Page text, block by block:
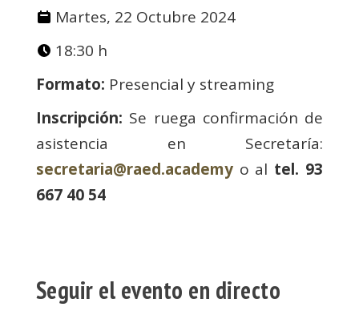
Martes, 22 Octubre 2024
18:30 h
Formato: Presencial y streaming
Inscripción: Se ruega confirmación de
asistencia en Secretaría:
secretaria@raed.academyo al tel. 93
667 40 54
Seguir el evento en directo